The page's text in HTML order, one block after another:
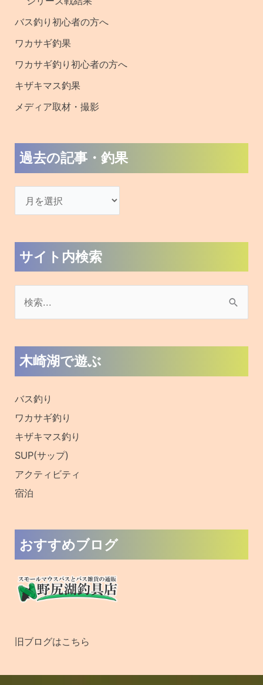
バス釣り初心者の方へ
ワカサギ釣果
ワカサギ釣り初心者の方へ
キザキマス釣果
メディア取材・撮影
過去の記事・釣果
サイト内検索
象
木崎湖で遊ぶ
バス釣り
ワカサギ釣り
キザキマス釣り
SUP(サップ)
アクティビティ
宿泊
おすすめブログ
旧ブログはこちら